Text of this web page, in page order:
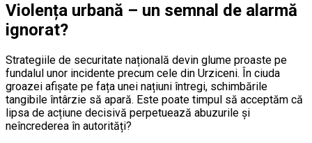
Violența urbană – un semnal de alarmă
ignorat?
Strategiile de securitate națională devin glume proaste pe
fundalul unor incidente precum cele din Urziceni. În ciuda
groazei afișate pe fața unei națiuni întregi, schimbările
tangibile întârzie să apară. Este poate timpul să acceptăm că
lipsa de acțiune decisivă perpetuează abuzurile și
neîncrederea în autorități?